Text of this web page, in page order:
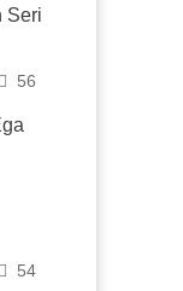
Seri
56
54